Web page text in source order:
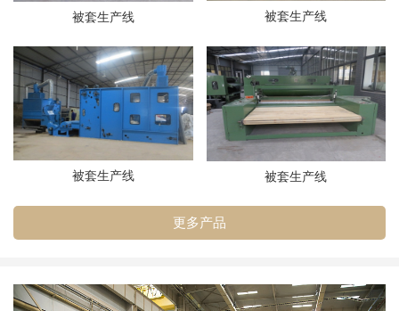
被套生产线 被套生产线
被套生产线 被套生产线
更多产品